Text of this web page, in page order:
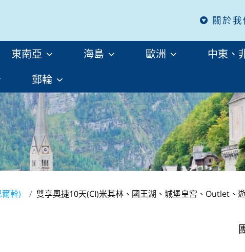
關於我
東南亞 海島 歐洲
中東、
郵輪
幹) 雙享奧捷10天(CI)米其林、國王湖、城堡皇宮、Outlet、